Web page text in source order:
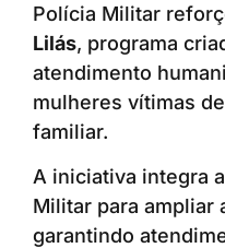
Polícia Militar
Lilás, programa
atendimento
mulheres vítimas
familiar.
A iniciativa integra
Militar para ampliar
garantindo